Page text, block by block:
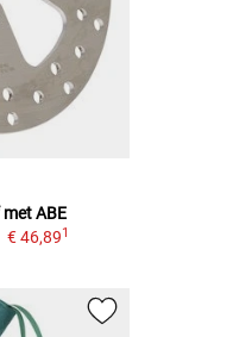
ABE
€ 46,891